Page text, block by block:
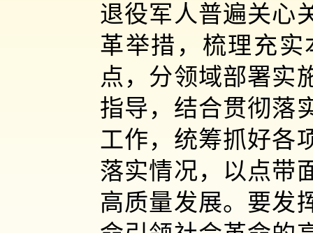
退役军人普遍关心
革举措，梳理充
点，分领域部署实
指导，结合贯彻落
工作，统筹抓好各
落实情况，以点带
高质量发展。要发